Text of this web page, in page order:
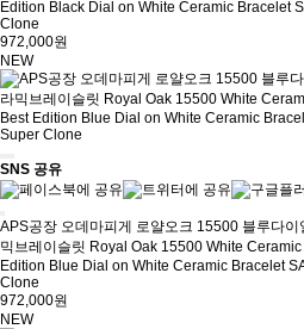
Edition Black Dial on White Ceramic Bracelet
Clone
972,000원
NEW
SNS 공유
APS공장 오데마피게 로얄오크 15500 블루다이
믹브레이슬릿 Royal Oak 15500 White Ceramic
Edition Blue Dial on White Ceramic Bracelet
Clone
972,000원
NEW